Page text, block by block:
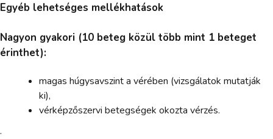
Egyéb lehetséges mellékhatások
Nagyon gyakori (10 beteg közül több mint 1 beteget
érinthet):
magas húgysavszint a vérében (vizsgálatok mutatják
ki),
vérképzőszervi betegségek okozta vérzés.
.